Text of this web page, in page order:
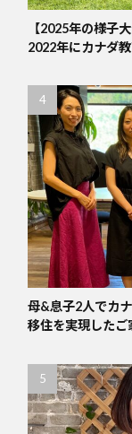
【2025年の様子
2022年にカナダ
母&息子2人でカ
移住を実現したご